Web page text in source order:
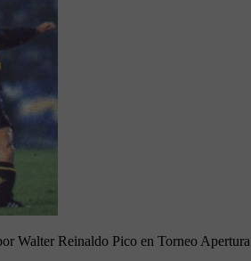
Walter Reinaldo Pico en Torneo Apertura